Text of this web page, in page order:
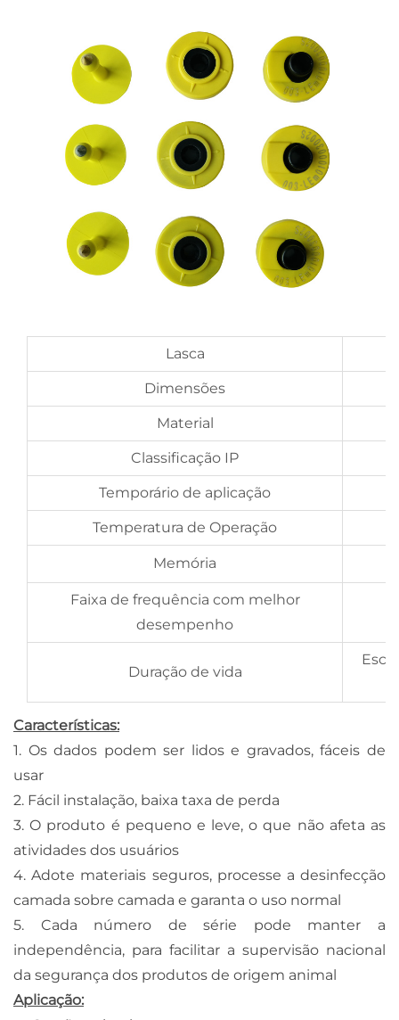
Lasca
Dimensões
Material
Classificação IP
Temporário de aplicação
Temperatura de Operação
Memória
Faixa de frequência com melhor
desempenho
Duração de vida
Características:
1. Os dados podem ser lidos e gravados, fáceis de
usar
2. Fácil instalação, baixa taxa de perda
3. O produto é pequeno e leve, o que não afeta as
atividades dos usuários
4. Adote materiais seguros, processe a desinfecção
camada sobre camada e garanta o uso normal
5. Cada número de série pode manter a
independência, para facilitar a supervisão nacional
da segurança dos produtos de origem animal
Aplicação: